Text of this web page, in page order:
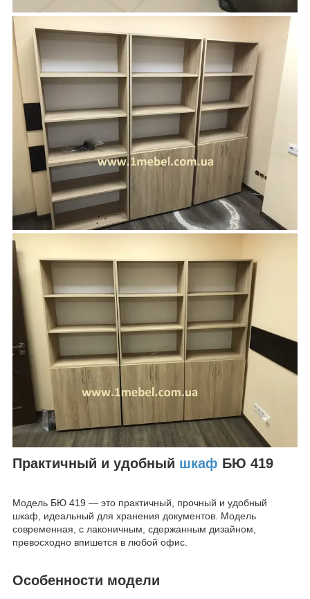
Практичный и удобный шкаф БЮ 419
Модель БЮ 419 — это практичный, прочный и удобный
шкаф, идеальный для хранения документов. Модель
современная, с лаконичным, сдержанным дизайном,
превосходно впишется в любой офис.
Особенности модели